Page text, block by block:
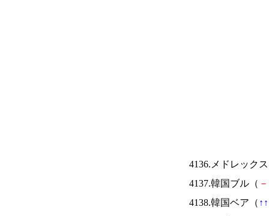
4136.メドレック
4137.韓国ブル（ －
4138.韓国ベア（ ↑ ↑